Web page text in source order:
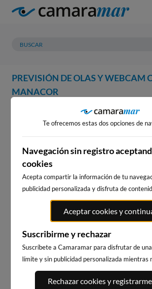
PREVISIÓN DE OLAS Y WEBCAM
MANACOR
PREVISIÓN
WEBCAM CALA
MANACOR
WEBCAMS
PORT ANDRATX PLAYA DE
Te ofrecemos estas dos opciones de
Navegación sin registro
cookies
Acepta compartir la información de tu
publicidad personalizada y disfruta de
Aceptar cookies y
Suscribirme y rechazar
Suscríbete a Camaramar para disfrutar de
límite y sin publicidad personalizada mientras
Rechazar cookies y